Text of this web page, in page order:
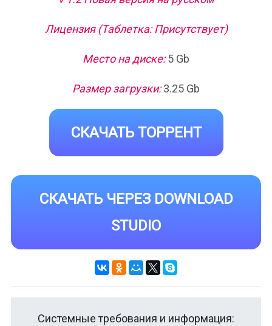
Лицензия (Таблетка: Присутствует)
Место на диске:5 Gb
Размер загрузки:3.25 Gb
СКАЧАТЬ ТОРРЕНТ
СКАЧАТЬ ЧЕРЕЗ DOWNLOAD
STUDIO
Системные требования и информация: